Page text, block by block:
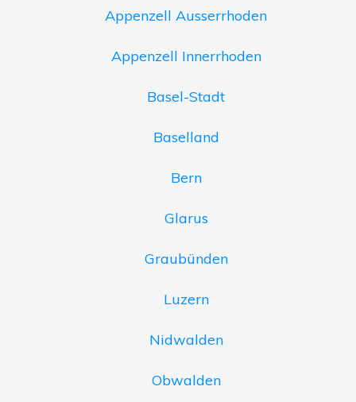
Appenzell Ausserrhoden
Appenzell Innerrhoden
Basel-Stadt
Baselland
Bern
Glarus
Graubünden
Luzern
Nidwalden
Obwalden